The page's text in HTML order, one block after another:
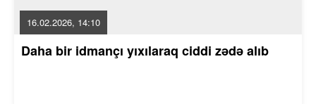
16.02.2026, 14:10
Daha bir idmançı yıxılaraq ciddi zədə alıb